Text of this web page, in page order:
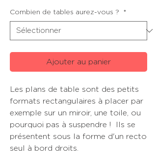
Combien de tables aurez-vous ? *
Ajouter au panier
Les plans de table sont des petits
formats rectangulaires à placer par
exemple sur un miroir, une toile, ou
pourquoi pas à suspendre ! Ils se
présentent sous la forme d'un recto
seul à bord droits.